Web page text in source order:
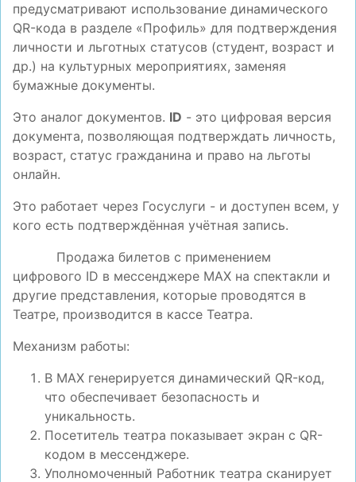
предусматривают использование динамического
QR-кода в разделе «Профиль» для подтверждения
личности и льготных статусов (студент, возраст и
др.) на культурных мероприятиях, заменяя
бумажные документы.
Это аналог документов. ID - это цифровая версия
документа, позволяющая подтверждать личность,
возраст, статус гражданина и право на льготы
онлайн.
Это работает через Госуслуги - и доступен всем, у
кого есть подтверждённая учётная запись.
Продажа билетов с применением
цифрового ID в мессенджере МАХ на спектакли и
другие представления, которые проводятся в
Театре, производится в кассе Театра.
Механизм работы:
В МАХ генерируется динамический QR-код,
что обеспечивает безопасность и
уникальность.
Посетитель театра показывает экран с QR-
кодом в мессенджере.
Уполномоченный Работник театра сканирует